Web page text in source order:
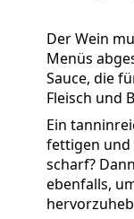
Der Wein
Menüs
Sauce, die
Fleisch und
Ein
fettigen und
scharf?
ebenfalls,